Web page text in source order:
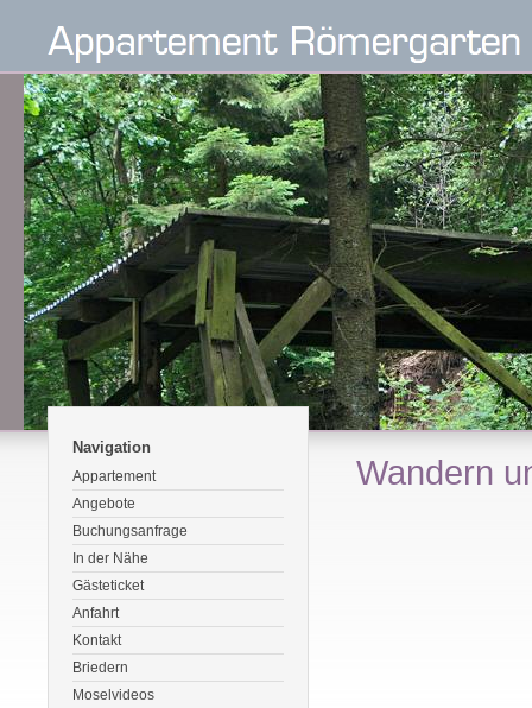
Navigation
Appartement
Angebote
Buchungsanfrage
In der Nähe
Gästeticket
Anfahrt
Kontakt
Briedern
Moselvideos
Wandern